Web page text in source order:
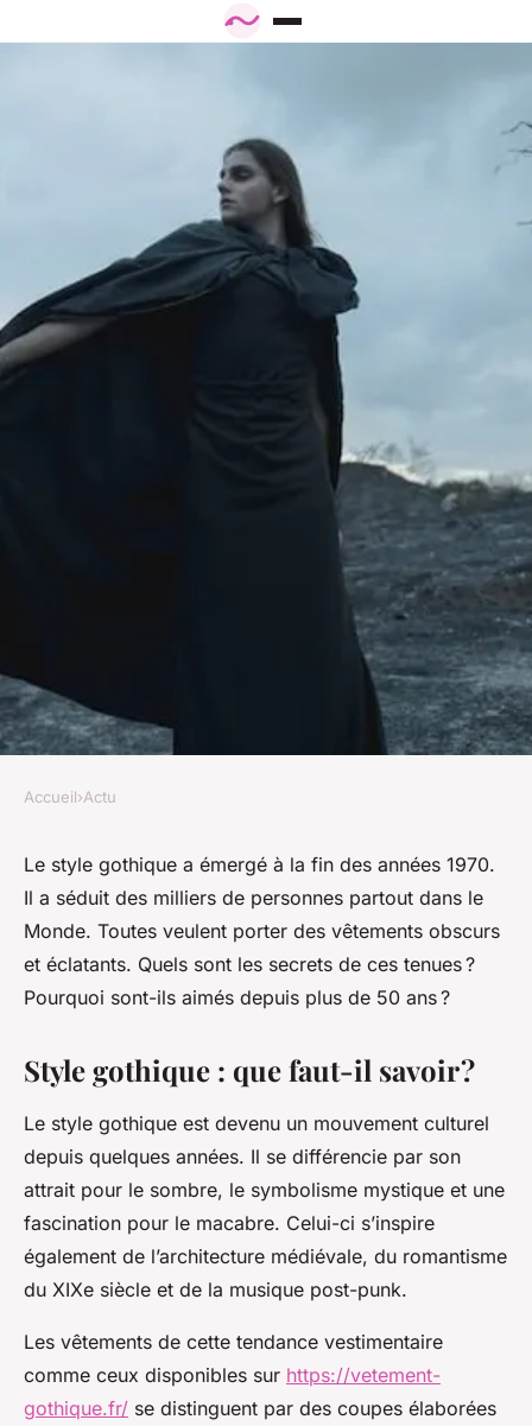
Quels sont les secrets des
vêtements gothiques ?
geoffroi•27 janvier 2024•2 min de lecture
Accueil›Actu
Le style gothique a émergé à la fin des années 1970.
Il a séduit des milliers de personnes partout dans le
Monde. Toutes veulent porter des vêtements obscurs
et éclatants. Quels sont les secrets de ces tenues ?
Pourquoi sont-ils aimés depuis plus de 50 ans ?
Style gothique : que faut-il savoir ?
Le style gothique est devenu un mouvement culturel
depuis quelques années. Il se différencie par son
attrait pour le sombre, le symbolisme mystique et une
fascination pour le macabre. Celui-ci s’inspire
également de l’architecture médiévale, du romantisme
du XIXe siècle et de la musique post-punk.
Les vêtements de cette tendance vestimentaire
comme ceux disponibles sur https://vetement-
gothique.fr/ se distinguent par des coupes élaborées